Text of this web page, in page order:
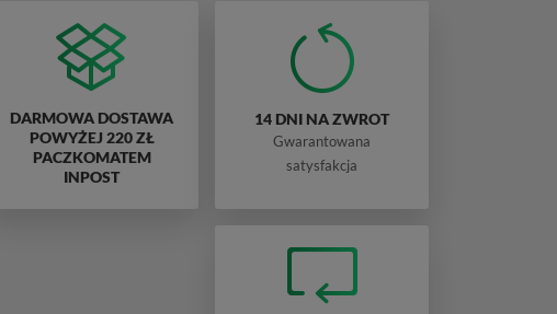
DARMOWA DOSTAWA
POWYŻEJ 220 ZŁ
PACZKOMATEM
INPOST
14 DNI NA ZWROT
Gwarantowana
satysfakcja